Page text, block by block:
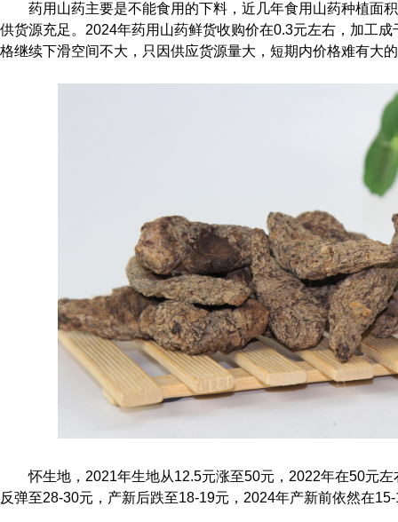
药用山药主要是不能食用的下料，近几年食用山药种植面
供货源充足。2024年药用山药鲜货收购价在0.3元左右，加工
格继续下滑空间不大，只因供应货源量大，短期内价格难有大
怀生地，2021年生地从12.5元涨至50元，2022年在50元
反弹至28-30元，产新后跌至18-19元，2024年产新前依然在